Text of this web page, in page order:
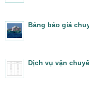
Bảng báo giá
Dịch vụ vận